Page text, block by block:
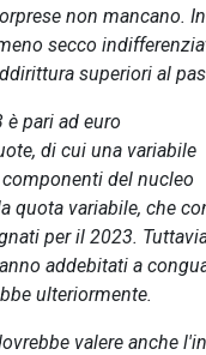
non mancano. In
secco
superiori al
pari ad euro
di cui una variabile
del nucleo
quota variabile, che
per il 2023.
addebitati a
ulteriormente.
valere anche